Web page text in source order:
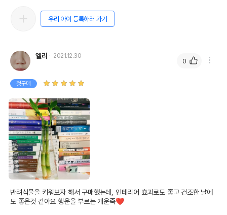
법에 의한 인증,허가 등을
받았음을 확인할수 있는
경우 그에 대한 사항
상품상세설명 참조
제조자,수입품의 경우
또는 소비자상담 관련
전화번호
유통기한
우리 아이 등록하러 가기
엘리 2021.12.30
첫구매
반려식물을 키워보자 해서 구매했는데, 인테리어 효과로도 좋고 건조한 날에
도 좋은것 같아요 행운을 부르는 개운죽❤️
0